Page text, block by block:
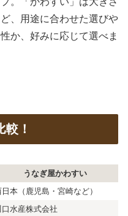
、用途に合わせた選びや
か、好みに応じて選べま
！
うなぎ屋かわすい
日本（鹿児島・宮崎など）
口水産株式会社